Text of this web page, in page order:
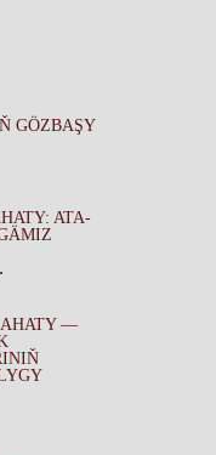
GÖZBAŞY
ATA-
—